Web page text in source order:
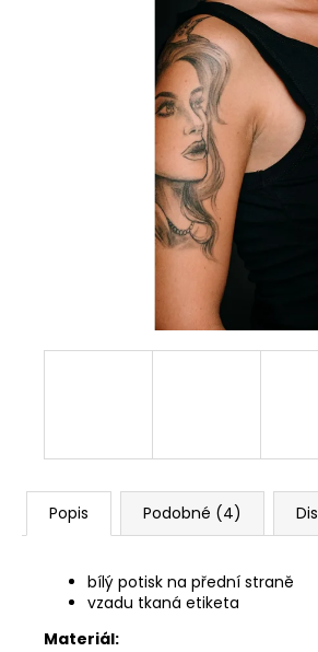
Popis Podobné (4)
bílý potisk na přední straně
vzadu tkaná etiketa
Materiál:
BUELL XB12S CUSTOM
690 000 Kč